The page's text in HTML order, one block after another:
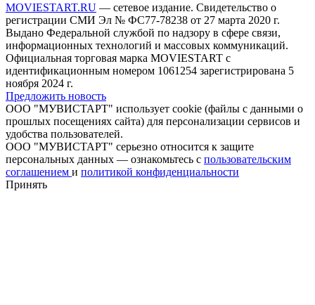
MOVIESTART.RU — сетевое издание. Свидетельство о
регистрации СМИ Эл № ФС77-78238 от 27 марта 2020 г.
Выдано Федеральной службой по надзору в сфере связи,
информационных технологий и массовых коммуникаций.
Официальная торговая марка MOVIESTART с
идентификационным номером 1061254 зарегистрирована 5
ноября 2024 г.
Предложить новость
ООО "МУВИСТАРТ" использует cookie (файлы с данными о
прошлых посещениях сайта) для персонализации сервисов и
удобства пользователей.
ООО "МУВИСТАРТ" серьезно относится к защите
персональных данных — ознакомьтесь с пользовательским
соглашением и политикой конфиденциальности
Принять